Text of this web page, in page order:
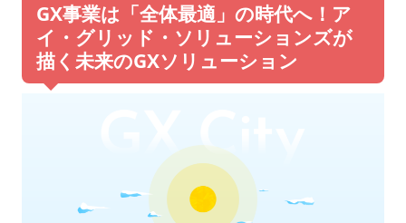
GX事業は「全体最適」の時代へ！ア
イ・グリッド・ソリューションズが
描く未来のGXソリューション